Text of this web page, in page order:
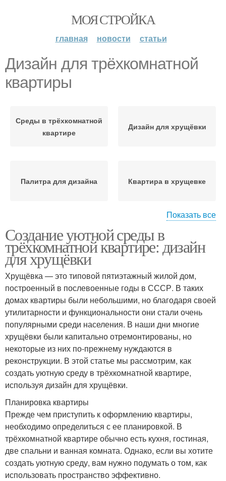
МОЯ СТРОЙКА
главная новости статьи
Дизайн для трёхкомнатной
квартиры
Среды в трёхкомнатной
квартире
Дизайн для хрущёвки
Палитра для дизайна Квартира в хрущевке
трёхкомнатной
квартире
Интерьер в
трехкомнатной
квартире
Трехкомнатная
квартира
Квартиры в хрущевке
Дизайн в
трёхкомнатной
квартире
Показать все
Создание уютной среды в
трёхкомнатной квартире: дизайн
для хрущёвки
Хрущёвка — это типовой пятиэтажный жилой дом,
построенный в послевоенные годы в СССР. В таких
домах квартиры были небольшими, но благодаря своей
утилитарности и функциональности они стали очень
популярными среди населения. В наши дни многие
хрущёвки были капитально отремонтированы, но
некоторые из них по-прежнему нуждаются в
реконструкции. В этой статье мы рассмотрим, как
создать уютную среду в трёхкомнатной квартире,
используя дизайн для хрущёвки.
Планировка квартиры
Прежде чем приступить к оформлению квартиры,
необходимо определиться с ее планировкой. В
трёхкомнатной квартире обычно есть кухня, гостиная,
две спальни и ванная комната. Однако, если вы хотите
создать уютную среду, вам нужно подумать о том, как
использовать пространство эффективно.